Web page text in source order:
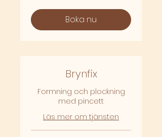
Boka nu
Brynfix
Formning och plockning
med pincett
Läs mer om tjänsten